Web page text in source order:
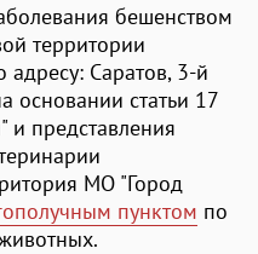
бешенством
территории
Саратов, 3-й
основании статьи 17
представления
МО "Город
пунктом по